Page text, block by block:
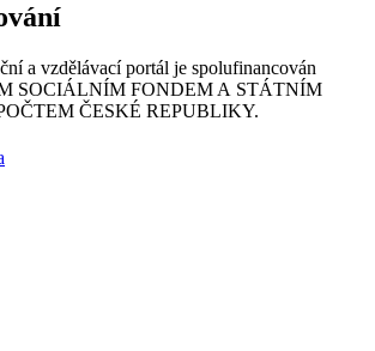
a vzdělávací portál je spolufinancován
SOCIÁLNÍM FONDEM A STÁTNÍM
ČESKÉ REPUBLIKY.